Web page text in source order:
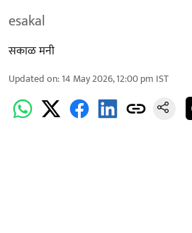
esakal
सकाळ मनी
Updated on:14 May 2026, 12:00 pm IST